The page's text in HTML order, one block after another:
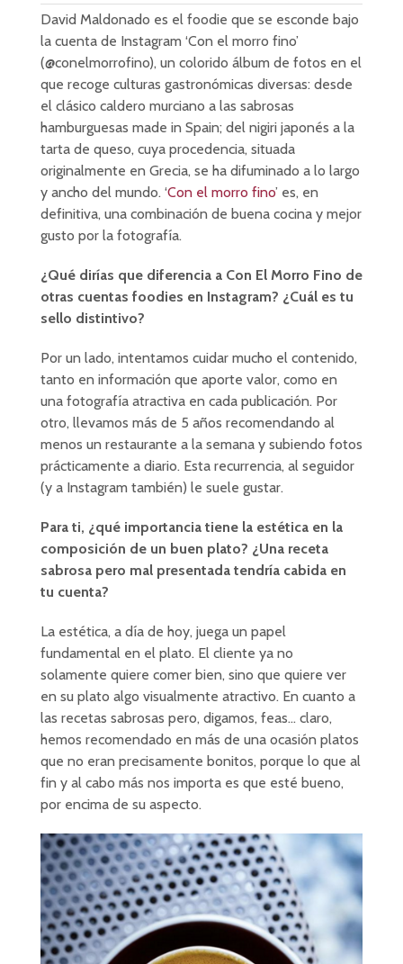
David Maldonado es el foodie que se esconde bajo
la cuenta de Instagram ‘Con el morro fino’
(@conelmorrofino), un colorido álbum de fotos en el
que recoge culturas gastronómicas diversas: desde
el clásico caldero murciano a las sabrosas
hamburguesas made in Spain; del nigiri japonés a la
tarta de queso, cuya procedencia, situada
originalmente en Grecia, se ha difuminado a lo largo
y ancho del mundo. ‘Con el morro fino’ es, en
definitiva, una combinación de buena cocina y mejor
gusto por la fotografía.
¿Qué dirías que diferencia a Con El Morro Fino de
otras cuentas foodies en Instagram? ¿Cuál es tu
sello distintivo?
Por un lado, intentamos cuidar mucho el contenido,
tanto en información que aporte valor, como en
una fotografía atractiva en cada publicación. Por
otro, llevamos más de 5 años recomendando al
menos un restaurante a la semana y subiendo fotos
prácticamente a diario. Esta recurrencia, al seguidor
(y a Instagram también) le suele gustar.
Para ti, ¿qué importancia tiene la estética en la
composición de un buen plato? ¿Una receta
sabrosa pero mal presentada tendría cabida en
tu cuenta?
La estética, a día de hoy, juega un papel
fundamental en el plato. El cliente ya no
solamente quiere comer bien, sino que quiere ver
en su plato algo visualmente atractivo. En cuanto a
las recetas sabrosas pero, digamos, feas… claro,
hemos recomendado en más de una ocasión platos
que no eran precisamente bonitos, porque lo que al
fin y al cabo más nos importa es que esté bueno,
por encima de su aspecto.